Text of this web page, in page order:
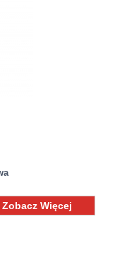
Zobacz Więcej